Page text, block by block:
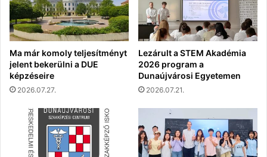
Ma már komoly teljesítményt
jelent bekerülni a DUE
képzéseire
2026.07.27.
Lezárult a STEM Akadémia
2026 program a
Dunaújvárosi Egyetemen
2026.07.21.